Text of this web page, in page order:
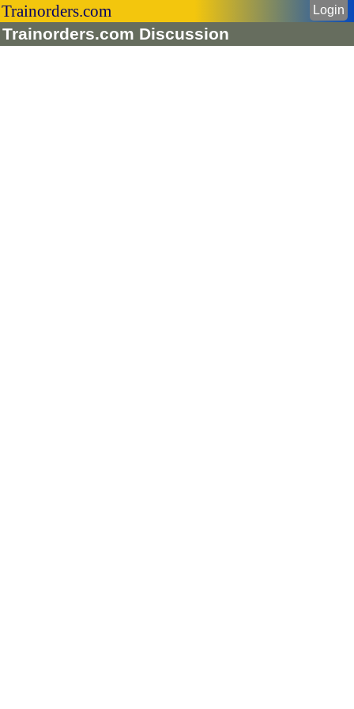
Trainorders.com
Trainorders.com Discussion
Login